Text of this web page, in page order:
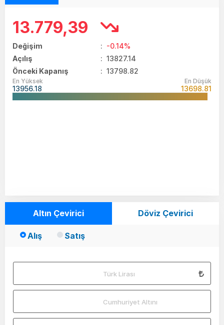
13.779,39
Değişim : -0.14%
Açılış
: 13827.14
Önceki Kapanış
: 13798.82
En Yüksek
13956.18
En Düşük
13698.81
Altın Çevirici Döviz Çevirici
Alış Satış
Türk Lirası
Cumhuriyet Altını